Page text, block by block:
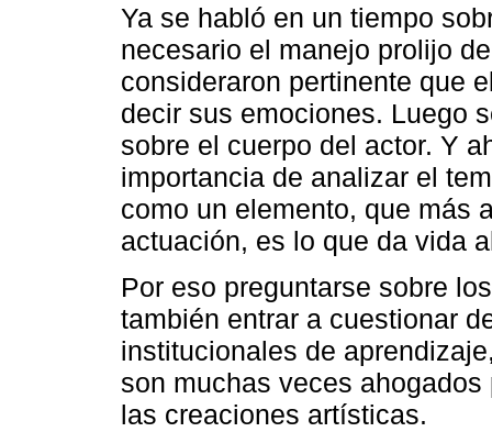
Ya se habló en un tiempo
necesario el manejo prolijo
consideraron pertinente que
decir sus emociones. Luego
sobre el cuerpo del actor. Y
importancia de analizar el
como un elemento, que más
actuación, es lo que da vida
Por eso preguntarse sobre
también entrar a cuestionar
institucionales de
son muchas veces
las creaciones artísticas.